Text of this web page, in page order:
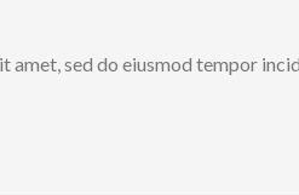
amet, sed do eiusmod tempor